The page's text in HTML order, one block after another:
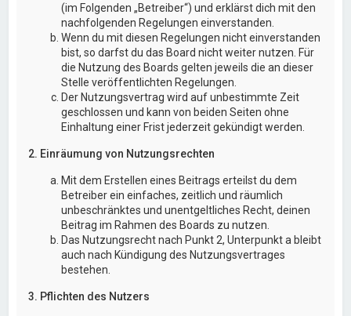
(im Folgenden „Betreiber“) und erklärst dich mit den
nachfolgenden Regelungen einverstanden.
Wenn du mit diesen Regelungen nicht einverstanden
bist, so darfst du das Board nicht weiter nutzen. Für
die Nutzung des Boards gelten jeweils die an dieser
Stelle veröffentlichten Regelungen.
Der Nutzungsvertrag wird auf unbestimmte Zeit
geschlossen und kann von beiden Seiten ohne
Einhaltung einer Frist jederzeit gekündigt werden.
2. Einräumung von Nutzungsrechten
Mit dem Erstellen eines Beitrags erteilst du dem
Betreiber ein einfaches, zeitlich und räumlich
unbeschränktes und unentgeltliches Recht, deinen
Beitrag im Rahmen des Boards zu nutzen.
Das Nutzungsrecht nach Punkt 2, Unterpunkt a bleibt
auch nach Kündigung des Nutzungsvertrages
bestehen.
3. Pflichten des Nutzers